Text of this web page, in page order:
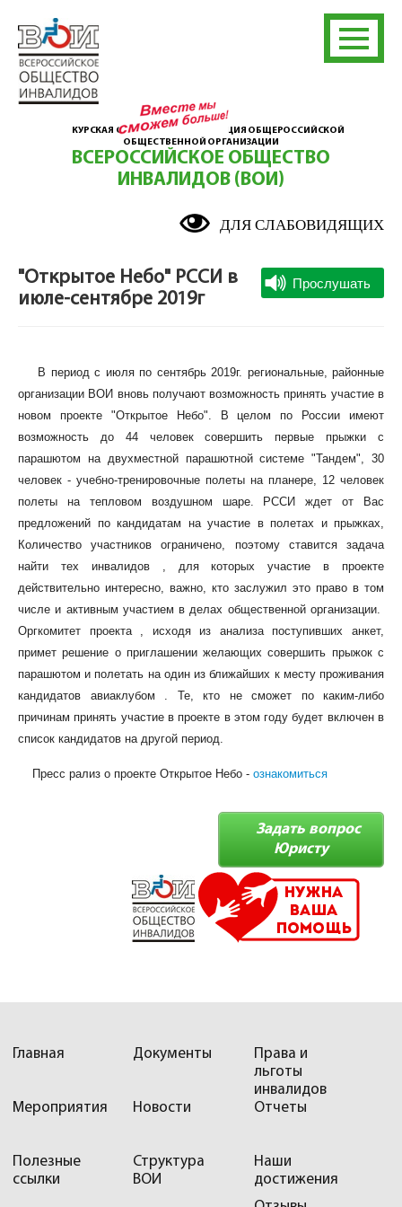
КУРСКАЯ ОБЛАСТНАЯ ОРГАНИЗАЦИЯ ОБЩЕРОССИЙСКОЙ
ОБЩЕСТВЕННОЙ ОРГАНИЗАЦИИ
ВСЕРОССИЙСКОЕ ОБЩЕСТВО
ИНВАЛИДОВ (ВОИ)
ДЛЯ СЛАБОВИДЯЩИХ
"Открытое Небо" РССИ в
июле-сентябре 2019г
В период с июля по сентябрь 2019г. региональные, районные
организации ВОИ вновь получают возможность принять участие в
новом проекте "Открытое Небо". В целом по России имеют
возможность до 44 человек совершить первые прыжки с
парашютом на двухместной парашютной системе "Тандем", 30
человек - учебно-тренировочные полеты на планере, 12 человек
полеты на тепловом воздушном шаре. РССИ ждет от Вас
предложений по кандидатам на участие в полетах и прыжках,
Количество участников ограничено, поэтому ставится задача
найти тех инвалидов , для которых участие в проекте
действительно интересно, важно, кто заслужил это право в том
числе и активным участием в делах общественной организации.
Оргкомитет проекта , исходя из анализа поступивших анкет,
примет решение о приглашении желающих совершить прыжок с
парашютом и полетать на один из ближайших к месту проживания
кандидатов авиаклубом . Те, кто не сможет по каким-либо
причинам принять участие в проекте в этом году будет включен в
список кандидатов на другой период.
Пресс рализ о проекте Открытое Небо - ознакомиться
Задать вопрос
Юристу
Главная Документы
Права и
льготы
инвалидов
Мероприятия
Новости Отчеты
Полезные
ссылки
Структура
ВОИ
Наши
достижения